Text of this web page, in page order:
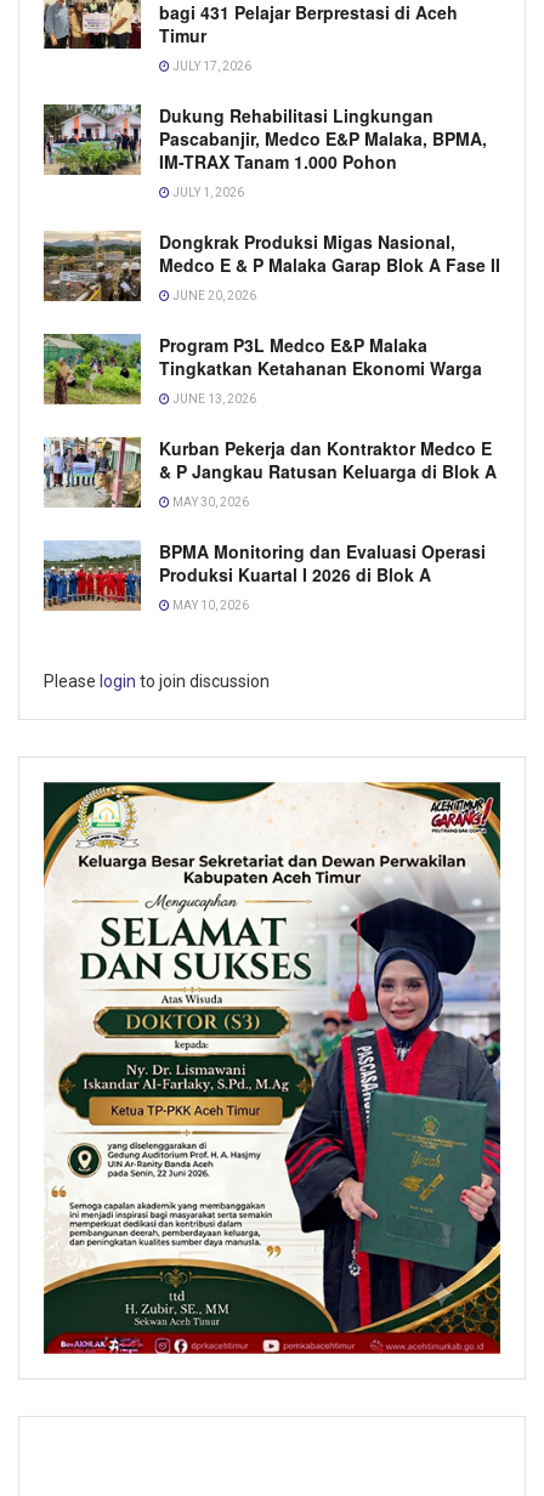
bagi 431 Pelajar Berprestasi di Aceh
Timur
JULY 17, 2026
Dukung Rehabilitasi Lingkungan
Pascabanjir, Medco E&P Malaka, BPMA,
IM-TRAX Tanam 1.000 Pohon
JULY 1, 2026
Dongkrak Produksi Migas Nasional,
Medco E & P Malaka Garap Blok A Fase II
JUNE 20, 2026
Program P3L Medco E&P Malaka
Tingkatkan Ketahanan Ekonomi Warga
JUNE 13, 2026
Kurban Pekerja dan Kontraktor Medco E
& P Jangkau Ratusan Keluarga di Blok A
MAY 30, 2026
BPMA Monitoring dan Evaluasi Operasi
Produksi Kuartal I 2026 di Blok A
MAY 10, 2026
Please login to join discussion